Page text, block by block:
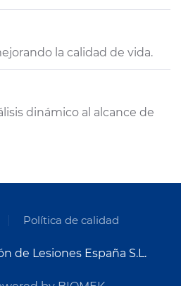
la calidad de vida.
dinámico al alcance de
Política de calidad
de Lesiones España S.L.